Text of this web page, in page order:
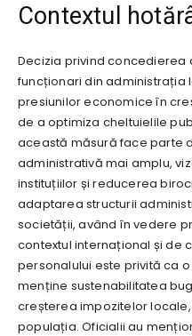
Contextul
Decizia privind concedierea
funcționari din administrația
presiunilor economice în
de a optimiza cheltuielile
această măsură face parte
administrativă mai amplu,
instituțiilor și reducerea
adaptarea structurii
societății, având în vedere
contextul internațional și de
personalului este privită ca
menține sustenabilitatea
creșterea impozitelor
populația. Oficialii au